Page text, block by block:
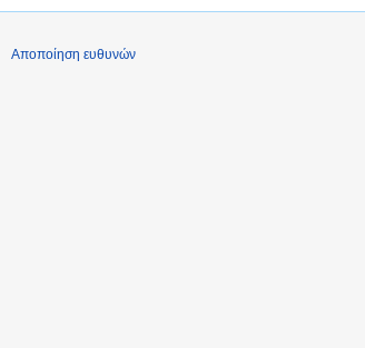
Αποποίηση ευθυνών